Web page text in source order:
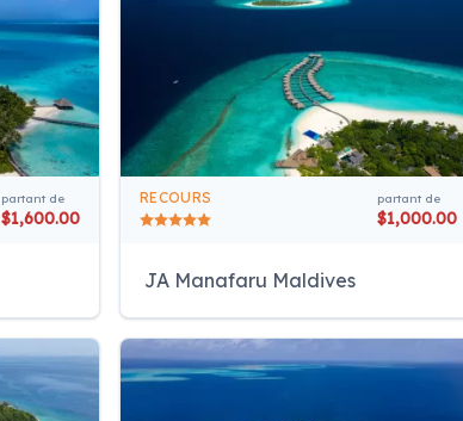
partant de
$1,600.00
RECOURS partant de
$1,000.00
JA Manafaru Maldives